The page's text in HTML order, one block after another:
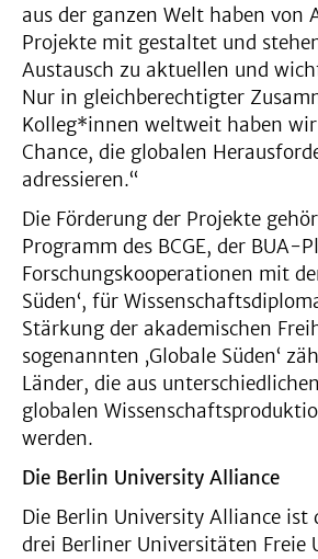
aus der ganzen Welt haben von
Projekte mit gestaltet und
Austausch zu aktuellen und
Nur in gleichberechtigter
Kolleg*innen weltweit haben
Chance, die globalen
adressieren.“
Die Förderung der Projekte
Programm des BCGE, der BUA-
Forschungskooperationen mit
Süden‘, für
Stärkung der akademischen
sogenannten ‚Globale Süden‘
Länder, die aus
globalen
werden.
Die Berlin University Alliance
Die Berlin University Alliance ist
drei Berliner Universitäten Freie